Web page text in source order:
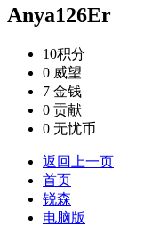
Anya126Er
10积分
0 威望
7 金钱
0 贡献
0 无忧币
返回上一页
首页
锐森
电脑版